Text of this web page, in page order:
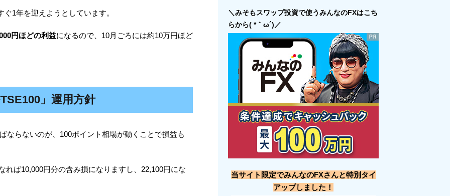
1年を迎えようとしています。
円ほどの利益になるので、10月ごろには約10万円ほど
」運用方針
ならないのが、100ポイント相場が動くことで損益も
れば10,000円分の含み損になりますし、22,100円にな
＼みそもスワップ投資で使うみんなのFXはこち
らから( *｀ω´)／
当サイト限定でみんなのFXさんと特別タイ
アップしました！